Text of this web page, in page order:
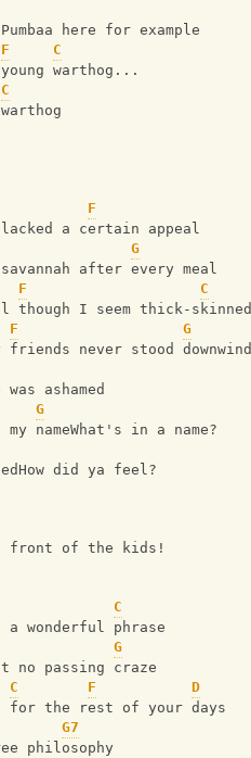
here for example
F
C
warthog...
C
F
a certain appeal
G
after every meal
F
C
though I seem thick-
F
G
never stood downwind
ashamed
G
nameWhat's in a name?
did ya feel?
front of the kids!
C
a wonderful phrase
G
no passing craze
C F
D
for the rest of your days
G7
philosophy